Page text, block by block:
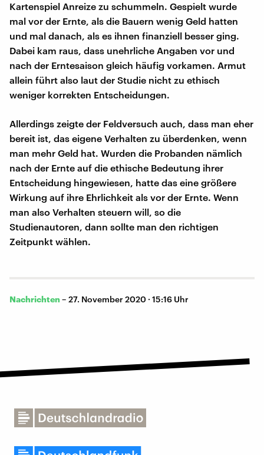
Kartenspiel Anreize zu schummeln. Gespielt wurde
mal vor der Ernte, als die Bauern wenig Geld hatten
und mal danach, als es ihnen finanziell besser ging.
Dabei kam raus, dass unehrliche Angaben vor und
nach der Erntesaison gleich häufig vorkamen. Armut
allein führt also laut der Studie nicht zu ethisch
weniger korrekten Entscheidungen.
Allerdings zeigte der Feldversuch auch, dass man eher
bereit ist, das eigene Verhalten zu überdenken, wenn
man mehr Geld hat. Wurden die Probanden nämlich
nach der Ernte auf die ethische Bedeutung ihrer
Entscheidung hingewiesen, hatte das eine größere
Wirkung auf ihre Ehrlichkeit als vor der Ernte. Wenn
man also Verhalten steuern will, so die
Studienautoren, dann sollte man den richtigen
Zeitpunkt wählen.
Nachrichten – 27. November 2020 · 15:16 Uhr